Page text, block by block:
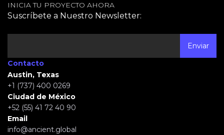
INICIA TU PROYECTO AHORA
Suscríbete a Nuestro Newsletter:
Contacto
Austin, Texas
+1 (737) 400 0269
Ciudad de México
+52 (55) 41 72 40 90
Email
info@ancient.global